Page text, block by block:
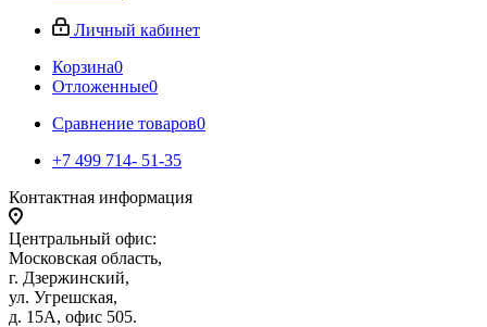
Личный кабинет
Корзина0
Отложенные0
Сравнение товаров0
+7 499 714- 51-35
Контактная информация
Центральный офис:
Московская область,
г. Дзержинский,
ул. Угрешская,
д. 15А, офис 505.